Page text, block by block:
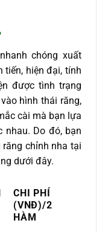
chóng xuất
tiến, hiện đại, tính
được tình trạng
hình thái răng,
cài mà bạn lựa
nhau. Do đó, bạn
chỉnh nha tại
dưới đây.
CHI PHÍ
(VNĐ)/2
HÀM